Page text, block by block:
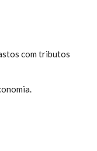
com tributos